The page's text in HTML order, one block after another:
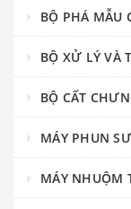
BỘ PHÁ MẪU
BỘ XỬ LÝ VÀ
BỘ CẤT
MÁY PHUN
MÁY NHUỘM